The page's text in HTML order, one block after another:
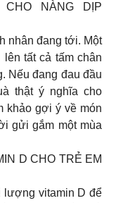
NÀNG DỊP
nhân đang tới. Một
tất cả tấm chân
Nếu đang đau đầu
thật ý nghĩa cho
khảo gợi ý về món
gửi gắm một mùa
D CHO TRẺ EM
lượng vitamin D để